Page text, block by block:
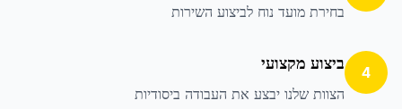
בחירת מועד נוח לביצוע השירות
4 ביצוע מקצועי
הצוות שלנו יבצע את העבודה ביסודיות